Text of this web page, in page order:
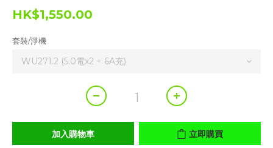
HK$1,550.00
套裝/淨機
加入購物車 立即購買